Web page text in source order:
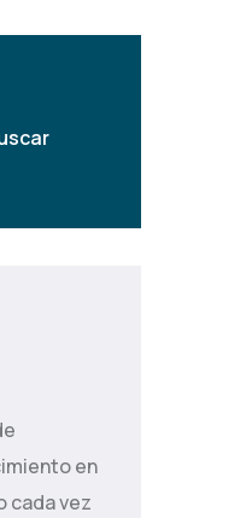
en
cada vez